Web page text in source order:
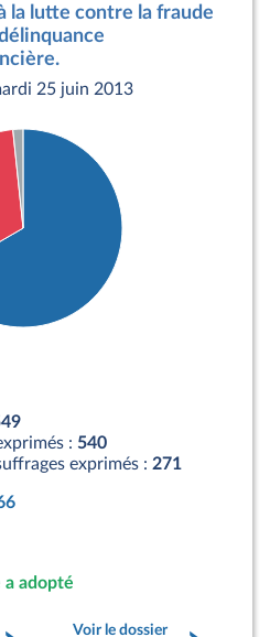
la lutte contre la fraude
25 juin 2013
députés
: 540
exprimés : 271
a adopté
Voir le dossier